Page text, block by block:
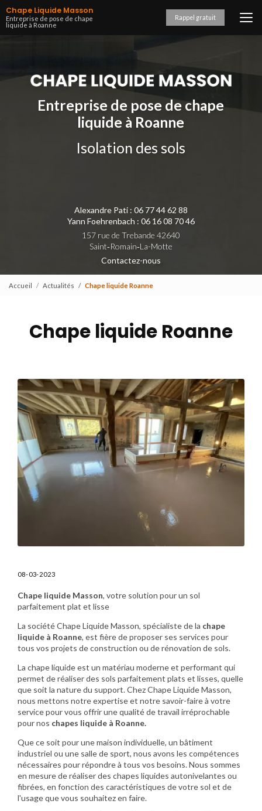
Aller
au
contenu
Chape Liquide Masson
Entreprise de pose de chape
liquide à Roanne
Rappel gratuit
Entreprise de pose de chape
liquide à Roanne
Isolation des sols
Alexandre Pati : 06 77 44 62 88
Yann Foehrenbach : 06 16 08 70 46
157 rue de Trebande 42640
Saint‑Romain‑La-Motte
Contactez-nous
Accueil Actualités Chape liquide Roanne
Chape liquide Roanne
08-03-2023
Chape liquide Masson, votre solution pour un sol
parfaitement plat et lisse
La société Chape Liquide Masson, spécialiste de la chape
liquide à Roanne, est fière de proposer ses services pour
tous vos projets de construction ou de rénovation de sols.
La chape liquide est un matériau moderne et performant qui
permet de réaliser des sols parfaitement plats et lisses, quelle
que soit la nature du support. Chez Chape Liquide Masson,
nous mettons notre expertise et notre savoir-faire à votre
service pour vous offrir une qualité de travail irréprochable
pour nos chapes liquide à Roanne.
Que ce soit pour une maison individuelle, un bâtiment
industriel ou une salle de sport, nous avons les compétences
nécessaires pour répondre à tous vos besoins. Nous sommes
en mesure de réaliser des chapes liquides autonivelantes ou
fibrées, en fonction des caractéristiques de votre sol et de
l'usage que vous souhaitez en faire.